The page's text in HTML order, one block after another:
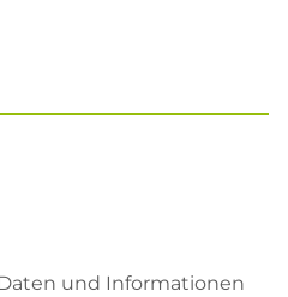
und Informationen